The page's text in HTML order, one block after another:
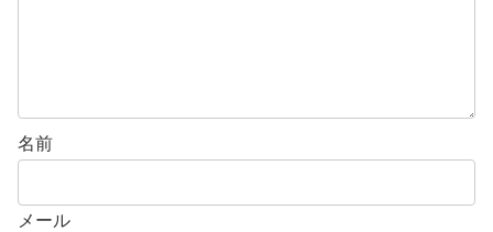
名前
メール